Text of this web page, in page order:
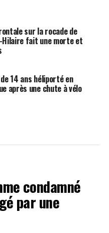
sur la rocade de
Hilaire fait une morte et
14 ans héliporté en
après une chute à vélo
condamné
par une